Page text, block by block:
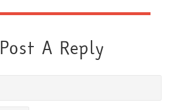
Post A Reply